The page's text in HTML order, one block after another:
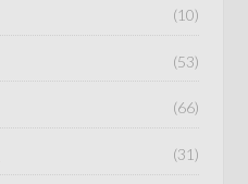
(10)
(53)
(66)
(31)